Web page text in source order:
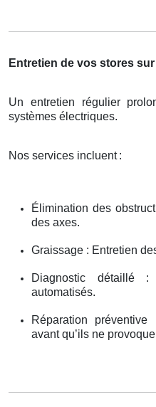
Entretien de vos stores
Un entretien régulier
systèmes électriques.
Nos services incluent :
Élimination des
des axes.
Graissage : Entretien
Diagnostic détaillé :
automatisés.
Réparation
avant qu’ils ne